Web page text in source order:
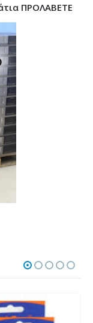
ΠΡΟΛΑΒΕΤΕ